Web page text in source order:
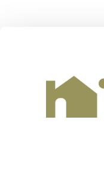
Habitabio ©